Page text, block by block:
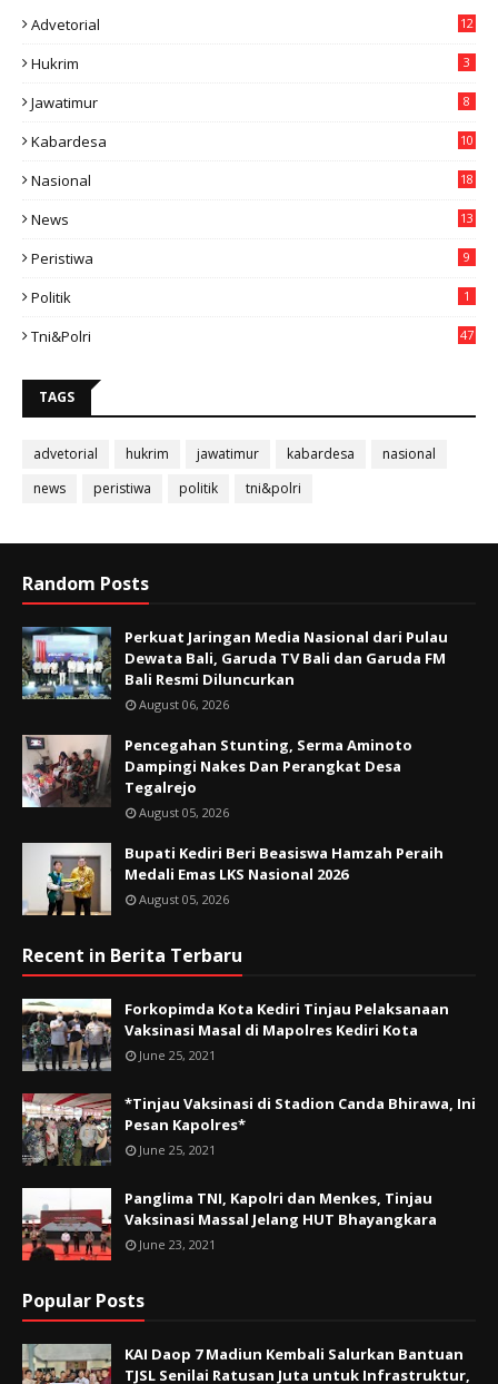
Advetorial 12
Hukrim 3
Jawatimur 8
Kabardesa
10
Nasional
18
News
13
Peristiwa 9
Politik 1
Tni&polri 47
TAGS
advetorial hukrim jawatimur kabardesa
nasional
news
peristiwa politik tni&polri
Random Posts
Perkuat Jaringan Media Nasional dari Pulau
Dewata Bali, Garuda TV Bali dan Garuda FM
Bali Resmi Diluncurkan
August 06, 2026
Pencegahan Stunting, Serma Aminoto
Dampingi Nakes Dan Perangkat Desa
Tegalrejo
August 05, 2026
Bupati Kediri Beri Beasiswa Hamzah Peraih
Medali Emas LKS Nasional 2026
August 05, 2026
Recent in Berita Terbaru
Forkopimda Kota Kediri Tinjau Pelaksanaan
Vaksinasi Masal di Mapolres Kediri Kota
June 25, 2021
*Tinjau Vaksinasi di Stadion Canda Bhirawa, Ini
Pesan Kapolres*
June 25, 2021
Panglima TNI, Kapolri dan Menkes, Tinjau
Vaksinasi Massal Jelang HUT Bhayangkara
June 23, 2021
Popular Posts
KAI Daop 7 Madiun Kembali Salurkan Bantuan
TJSL Senilai Ratusan Juta untuk Infrastruktur,